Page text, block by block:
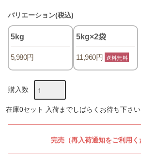
バリエーション(税込)
5kg
5,980円
5kg×2袋
11,960円 送料無料
購入数
在庫0セット 入荷までしばらくお待ち下さい